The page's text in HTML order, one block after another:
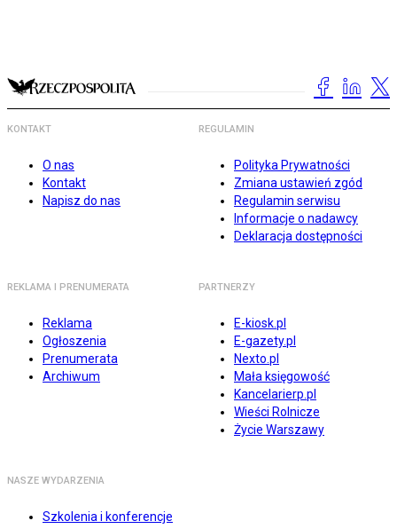
KONTAKT
O nas
Kontakt
Napisz do nas
REGULAMIN
Polityka Prywatności
Zmiana ustawień zgód
Regulamin serwisu
Informacje o nadawcy
Deklaracja dostępności
REKLAMA I PRENUMERATA
Reklama
Ogłoszenia
Prenumerata
Archiwum
PARTNERZY
E-kiosk.pl
E-gazety.pl
Nexto.pl
Mała księgowość
Kancelarierp.pl
Wieści Rolnicze
Życie Warszawy
NASZE WYDARZENIA
Szkolenia i konferencje